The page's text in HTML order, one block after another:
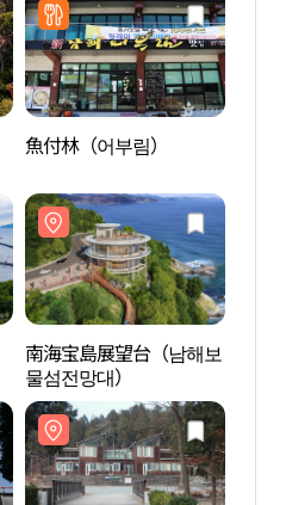
魚付林（어부림）
南海宝島展望台（남해보
물섬전망대）